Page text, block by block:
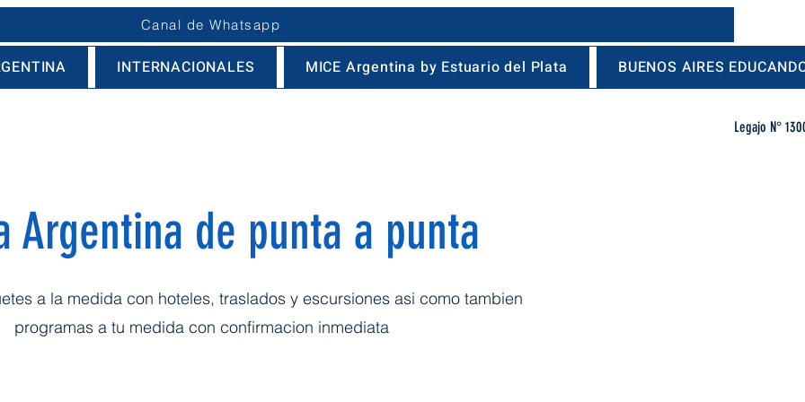
Canal de Whatsapp
INTERNACIONALES MICE Argentina by Estuario del Plata BUENOS AIRES
Legajo N°
Argentina de punta a punta
a la medida con hoteles, traslados y escursiones asi como tambien
programas a tu medida con confirmacion inmediata